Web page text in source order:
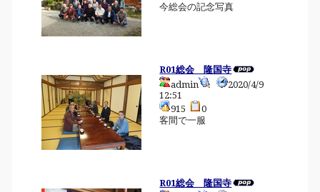
今総会の記念写真
R01総会 隆国寺
admin
2020/4/9
12:51
915
0
客間で一服
R01総会 隆国寺